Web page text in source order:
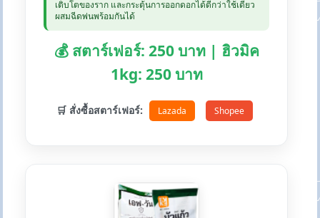
เติบโตของราก และกระตุ้นการออกดอกได้ดีกว่าใช้เดี่ยว
ผสมฉีดพ่นพร้อมกันได้
💰 สตาร์เฟอร์: 250 บาท | ฮิวมิค
1kg: 250 บาท
🛒 สั่งซื้อสตาร์เฟอร์: Lazada Shopee